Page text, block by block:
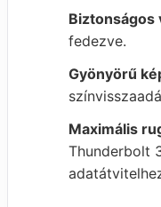
Biztonságos
fedezve.
Gyönyörű
Maximális
Thunderbolt